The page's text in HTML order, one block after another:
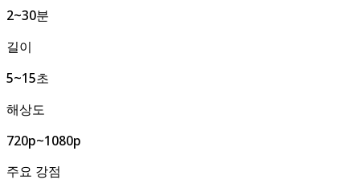
2~30분
길이
5~15초
해상도
720p~1080p
주요 강점